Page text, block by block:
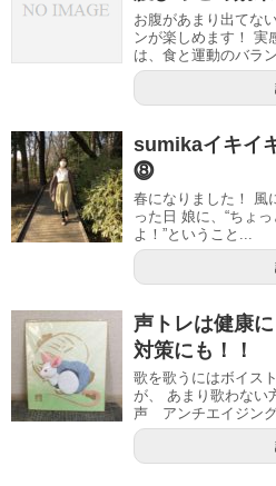
お腹があまり出てな
ンが楽しめます！ 実
は、食と運動のバラ
sumikaイキイ
⓼
春になりました！ 風
った日 娘に、“ちょ
よ！”ということ...
声トレは健康
対策にも！！
歌を歌うにはボイス
が、 あまり歌わない
声 アンチエイジン